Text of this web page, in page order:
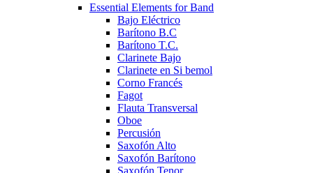
Essential Elements for Band
Bajo Eléctrico
Barítono B.C
Barítono T.C.
Clarinete Bajo
Clarinete en Si bemol
Corno Francés
Fagot
Flauta Transversal
Oboe
Percusión
Saxofón Alto
Saxofón Barítono